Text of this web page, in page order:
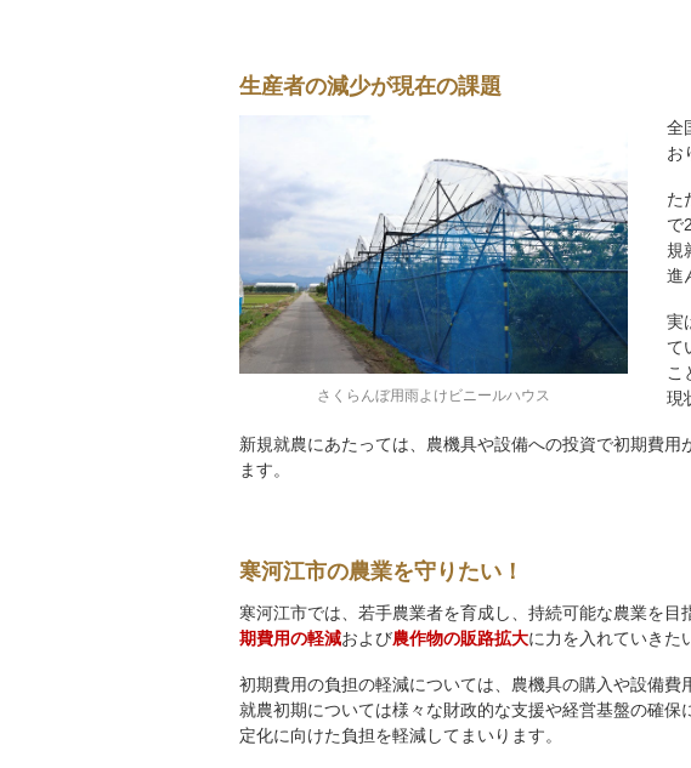
生産者の減少が現在の課題
さくらんぼ用雨よけビニールハウス
全
お
た
で
規
進
実
て
こ
現
新規就農にあたっては、農機具や設備への投資で初期費
ます。
寒河江市の農業を守りたい！
寒河江市では、若手農業者を育成し、持続可能な農業を目
期費用の軽減および農作物の販路拡大に力を入れていきた
初期費用の負担の軽減については、農機具の購入や設備費
就農初期については様々な財政的な支援や経営基盤の確保
定化に向けた負担を軽減してまいります。